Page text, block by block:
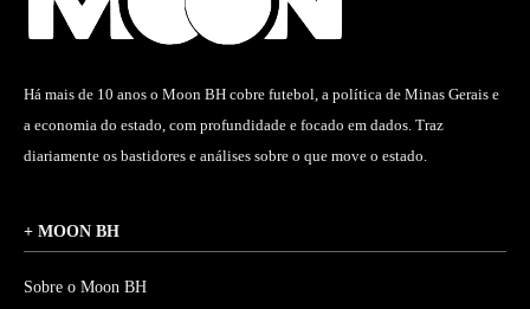
Há mais de 10 anos o Moon BH cobre futebol, a política de Minas Gerais e
a economia do estado, com profundidade e focado em dados. Traz
diariamente os bastidores e análises sobre o que move o estado.
+ MOON BH
Sobre o Moon BH